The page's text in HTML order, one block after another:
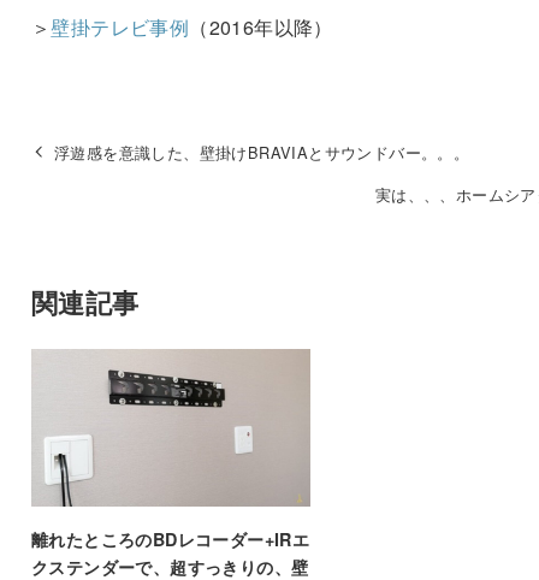
＞ 壁掛テレビ事例 （2016年以降）
浮遊感を意識した、壁掛けBRAVIAとサウンドバー。。。
実は、、、ホームシ
関連記事
離れたところのBDレコーダー+IRエ
クステンダーで、超すっきりの、壁